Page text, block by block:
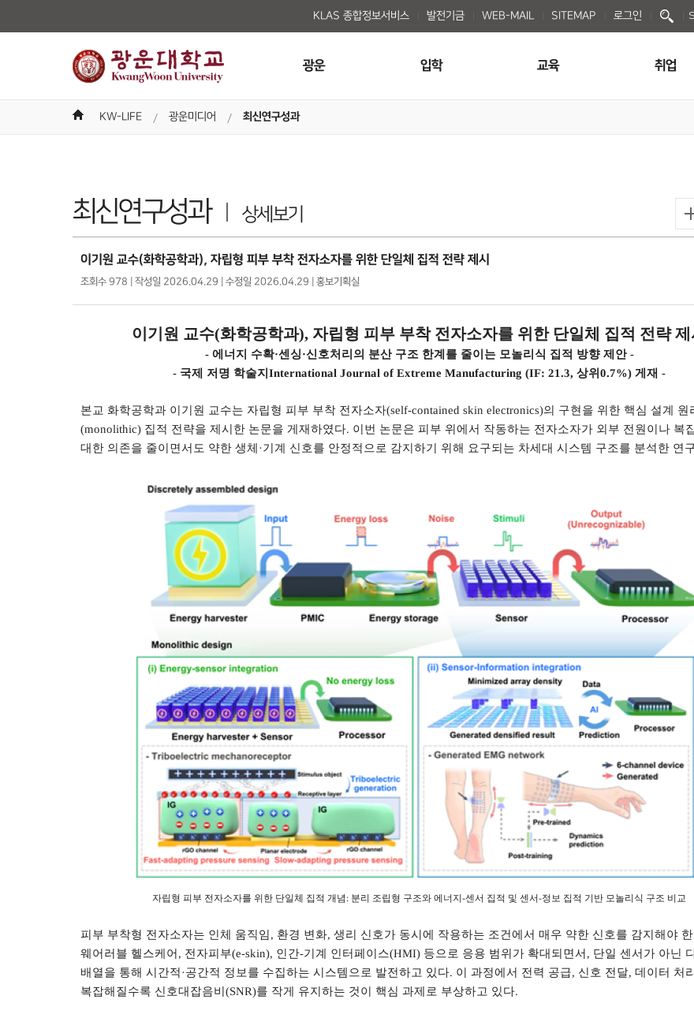
KLAS 종합정보서비스 발전기금 WEB-MAIL SITEMAP 로그인
광운 입학 교육 취업
KW-LIFE 광운미디어 최신연구성과
최신연구성과 상세보기
이기원 교수(화학공학과), 자립형 피부 부착 전자소자를 위한 단일체 집적 전략 제시
조회수 978 | 작성일 2026.04.29 | 수정일 2026.04.29 | 홍보기획실
이기원 교수(화학공학과), 자립형 피부 부착 전자소자를 위한 단일체 집적 전략 제
-에너지 수확·센싱·신호처리의 분산 구조 한계를 줄이는 모놀리식 집적 방향 제안-
- 국제 저명 학술지International Journal of Extreme Manufacturing (IF: 21.3,상위0.7%)게재-
본교 화학공학과 이기원 교수는 자립형 피부 부착 전자소자(self-contained skin electronics)의 구현을 위한 핵심 설계 원
(monolithic) 집적 전략을 제시한 논문을 게재하였다. 이번 논문은 피부 위에서 작동하는 전자소자가 외부 전원이나 복
대한 의존을 줄이면서도 약한 생체 ·기계 신호를 안정적으로 감지하기 위해 요구되는 차세대 시스템 구조를 분석한 연
자립형 피부 전자소자를 위한 단일체 집적 개념 : 분리 조립형 구조와 에너지-센서 집적 및 센서-정보 집적 기반 모놀리식 구조 비교
피부 부착형 전자소자는 인체 움직임, 환경 변화,생리 신호가 동시에 작용하는 조건에서 매우 약한 신호를 감지해야
웨어러블 헬스케어 , 전자피부(e-skin), 인간-기계 인터페이스(HMI) 등으로 응용 범위가 확대되면서 , 단일 센서가 아닌
배열을 통해 시간적·공간적 정보를 수집하는 시스템으로 발전하고 있다. 이 과정에서 전력 공급, 신호 전달, 데이터 처
복잡해질수록 신호대잡음비 (SNR)를 작게 유지하는 것이 핵심 과제로 부상하고 있다.